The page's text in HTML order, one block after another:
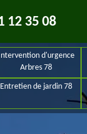
12 35 08
d'urgence
Arbres 78
Entretien de jardin 78